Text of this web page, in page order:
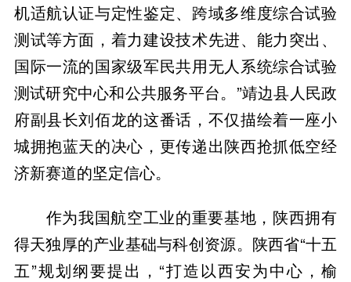
机适航认证与定性鉴定、跨域多维度综合试验
测试等方面，着力建设技术先进、能力突出、
国际一流的国家级军民共用无人系统综合试验
测试研究中心和公共服务平台。”靖边县人民政
府副县长刘佰龙的这番话，不仅描绘着一座小
城拥抱蓝天的决心，更传递出陕西抢抓低空经
济新赛道的坚定信心。
作为我国航空工业的重要基地，陕西拥有
得天独厚的产业基础与科创资源。陕西省“十五
五”规划纲要提出，“打造以西安为中心，榆